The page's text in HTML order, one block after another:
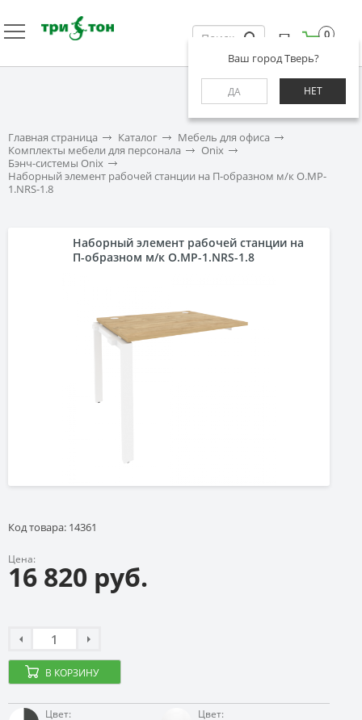
Ваш город Тверь?
ДА НЕТ
0
Главная страница Каталог
Мебель для офиса
Комплекты мебели для персонала
Onix
Бэнч-системы Onix
Наборный элемент рабочей станции на П-образном м/к O.MP-
1.NRS-1.8
Наборный элемент рабочей станции на
П-образном м/к O.MP-1.NRS-1.8
Код товара: 14361
Цена:
16 820 руб.
В КОРЗИНУ
Цвет: Цвет: